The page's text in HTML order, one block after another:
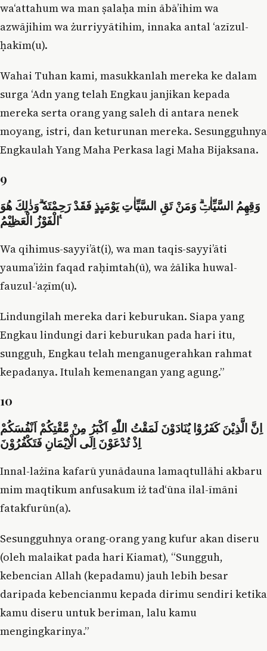
wa‘attahum wa man ṣalaḥa min ābā’ihim wa
azwājihim wa żurriyyātihim, innaka antal ‘azīzul-
ḥakīm(u).
Wahai Tuhan kami, masukkanlah mereka ke dalam
surga ‘Adn yang telah Engkau janjikan kepada
mereka serta orang yang saleh di antara nenek
moyang, istri, dan keturunan mereka. Sesungguhnya
Engkaulah Yang Maha Perkasa lagi Maha Bijaksana.
9
وَقِهِمُ السَّيِّاٰتِۗ وَمَنْ تَقِ السَّيِّاٰتِ يَوْمَىِٕذٍ فَقَدْ رَحِمْتَهٗ ۗوَذٰلِكَ هُوَ
الْفَوْزُ الْعَظِيْمُ ࣖ
Wa qihimus-sayyi’āt(i), wa man taqis-sayyi’āti
yauma’iżin faqad raḥimtah(ū), wa żālika huwal-
fauzul-‘aẓīm(u).
Lindungilah mereka dari keburukan. Siapa yang
Engkau lindungi dari keburukan pada hari itu,
sungguh, Engkau telah menganugerahkan rahmat
kepadanya. Itulah kemenangan yang agung.”
10
اِنَّ الَّذِيْنَ كَفَرُوْا يُنَادَوْنَ لَمَقْتُ اللّٰهِ اَكْبَرُ مِنْ مَّقْتِكُمْ اَنْفُسَكُمْ
اِذْ تُدْعَوْنَ اِلَى الْاِيْمَانِ فَتَكْفُرُوْنَ
Innal-lażīna kafarū yunādauna lamaqtullāhi akbaru
mim maqtikum anfusakum iż tad‘ūna ilal-īmāni
fatakfurūn(a).
Sesungguhnya orang-orang yang kufur akan diseru
(oleh malaikat pada hari Kiamat), “Sungguh,
kebencian Allah (kepadamu) jauh lebih besar
daripada kebencianmu kepada dirimu sendiri ketika
kamu diseru untuk beriman, lalu kamu
mengingkarinya.”